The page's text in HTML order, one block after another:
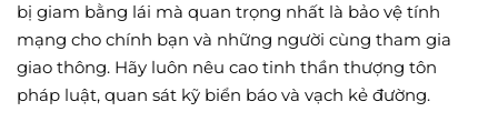
bị giam bằng lái mà quan trọng nhất là bảo vệ tính
mạng cho chính bạn và những người cùng tham gia
giao thông. Hãy luôn nêu cao tinh thần thượng tôn
pháp luật, quan sát kỹ biển báo và vạch kẻ đường.